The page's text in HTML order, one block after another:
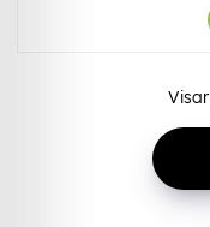
Visar